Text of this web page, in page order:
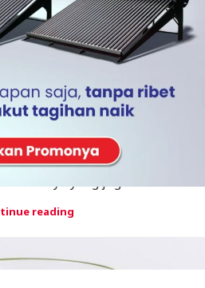
Sepatu Yang
Air Tenaga Surya
yang bisa dimanfaatkan
menggunakan pemanas air
reading